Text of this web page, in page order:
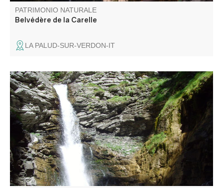
PATRIMONIO NATURALE
Belvédère de la Carelle
LA PALUD-SUR-VERDON-IT
Cascade située à 20 minutes du village. promenade
familiale.